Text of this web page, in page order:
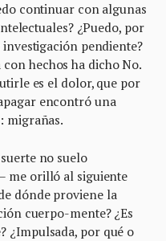
continuar con algunas
¿Puedo, por
pendiente?
hechos ha dicho No.
es el dolor, que por
encontró una
migrañas.
no suelo
me orilló al siguiente
dónde proviene la
cuerpo-mente? ¿Es
¿Impulsada, por qué o